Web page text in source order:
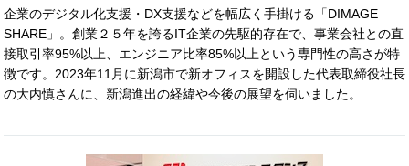
企業のデジタル化支援・DX支援などを幅広く手掛ける「DIMAGE
SHARE」。創業２５年を誇るIT企業の先駆的存在で、事業会社との直
接取引率95%以上、エンジニア比率85%以上という専門性の高さが特
徴です。2023年11月に新潟市で新オフィスを開設した代表取締役社長
の大内慎さんに、新潟進出の経緯や今後の展望を伺いました。